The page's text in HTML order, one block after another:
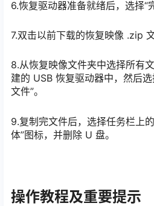
6.恢复驱动器准备就绪后，选择“完
7.双击以前下载的恢复映像 .zip
8.从恢复映像文件夹中选择所有
建的 USB 恢复驱动器中，然后
文件”。
9.复制完文件后，选择任务栏上
体”图标，并删除 U 盘。
操作教程及重要提示